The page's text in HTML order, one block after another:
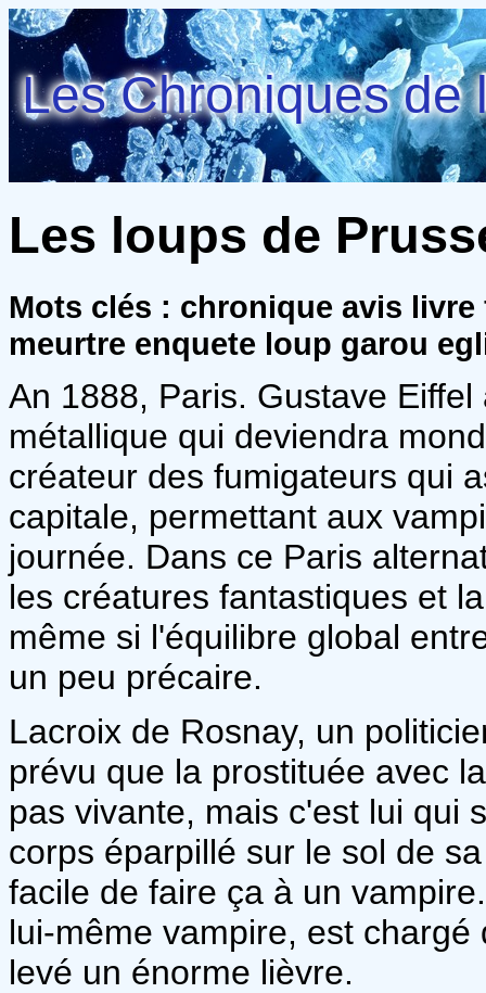
Les Chroniques de
Les loups de
Mots clés : chronique avis
meurtre enquete loup garou
An 1888, Paris. Gustave
métallique qui deviendra
créateur des fumigateurs qui
capitale, permettant aux
journée. Dans ce Paris
les créatures fantastiques et
même si l'équilibre global
un peu précaire.
Lacroix de Rosnay, un
prévu que la prostituée avec
pas vivante, mais c'est lui qui
corps éparpillé sur le sol de
facile de faire ça à un
lui-même vampire, est
levé un énorme lièvre.